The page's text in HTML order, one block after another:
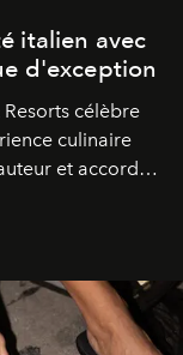
italien avec
d'exception
célèbre
culinaire
et accords